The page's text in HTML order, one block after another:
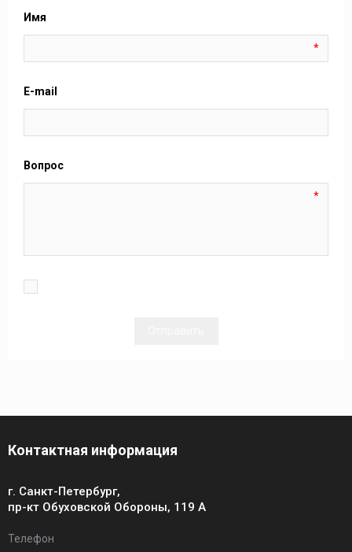
Имя
*
E-mail
Вопрос
*
Контактная информация
г. Санкт-Петербург,
пр-кт Обуховской Обороны, 119 А
Телефон